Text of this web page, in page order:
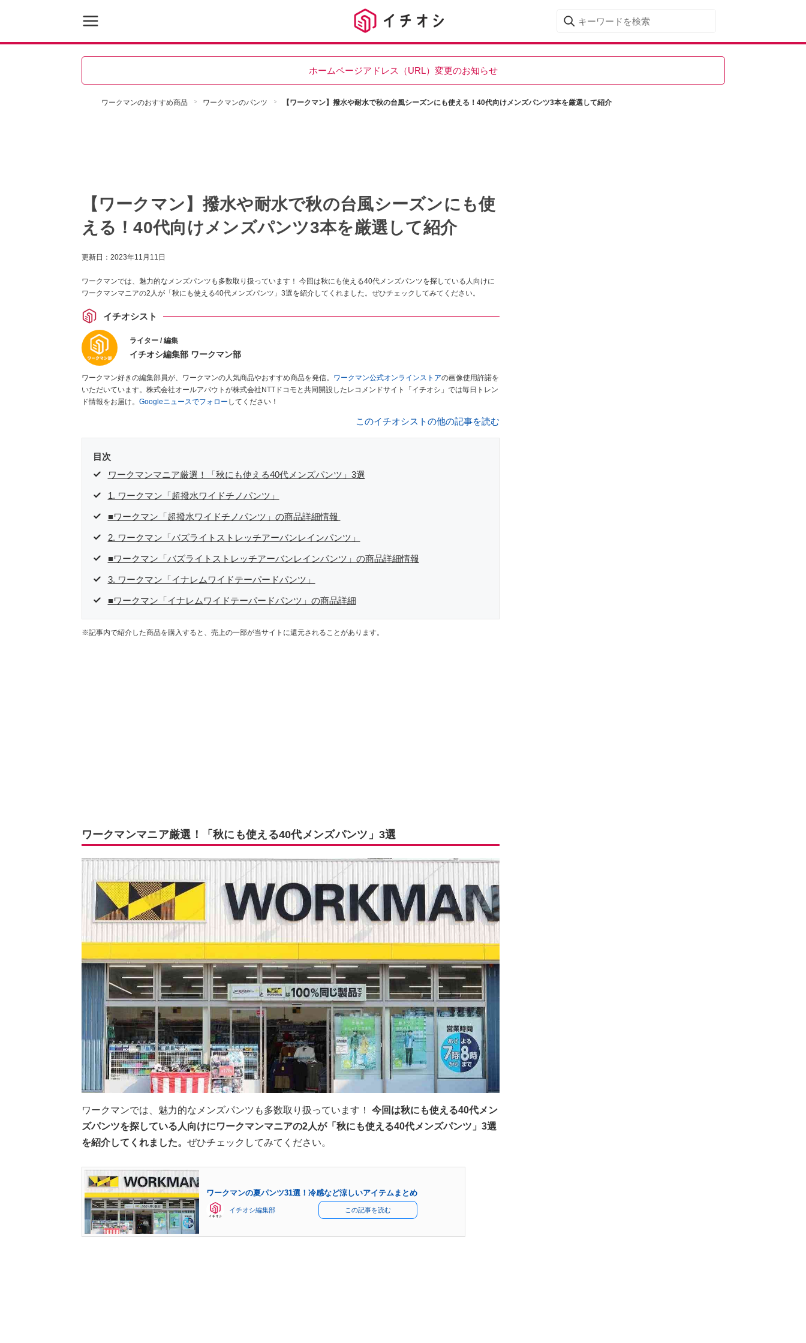
ホームページアドレス（URL）変更のお知らせ
ワークマンのおすすめ商品 ワークマンのパンツ 【ワークマン】撥水や耐水で秋の台風シーズンにも使える！40代向けメンズパンツ3本を厳選して紹介
【ワークマン】撥水や耐水で秋の台風シーズンにも使
える！40代向けメンズパンツ3本を厳選して紹介
更新日： 2023年11月11日
ワークマンでは、魅力的なメンズパンツも多数取り扱っています！ 今回は秋にも使える40代メンズパンツを探している人向けに
ワークマンマニアの2人が「秋にも使える40代メンズパンツ」3選を紹介してくれました。ぜひチェックしてみてください。
イチオシスト
ライター / 編集
イチオシ編集部 ワークマン部
ワークマン好きの編集部員が、ワークマンの人気商品やおすすめ商品を発信。 ワークマン公式オンラインストアの画像使用許諾を
いただいています。株式会社オールアバウトが株式会社NTTドコモと共同開設したレコメンドサイト「イチオシ」では毎日トレン
ド情報をお届け。 Googleニュースでフォロー してください！
このイチオシストの他の記事を読む
目次
ワークマンマニア厳選！「秋にも使える40代メンズパンツ」3選
1. ワークマン「超撥水ワイドチノパンツ」
■ワークマン「超撥水ワイドチノパンツ」の商品詳細情報
2. ワークマン「バズライトストレッチアーバンレインパンツ」
■ワークマン「バズライトストレッチアーバンレインパンツ」の商品詳細情報
3. ワークマン「イナレムワイドテーパードパンツ」
■ワークマン「イナレムワイドテーパードパンツ」の商品詳細
※記事内で紹介した商品を購入すると、売上の一部が当サイトに還元されることがあります。
ワークマンマニア厳選！「秋にも使える40代メンズパンツ」3選
ワークマンでは、魅力的なメンズパンツも多数取り扱っています！
今回は秋にも使える40代メン
ズパンツを探している人向けにワークマンマニアの2人が「秋にも使える40代メンズパンツ」3選
を紹介してくれました。 ぜひチェックしてみてください。
ワークマンの夏パンツ31選！冷感など涼しいアイテムまとめ
イチオシ編集部 この記事を読む